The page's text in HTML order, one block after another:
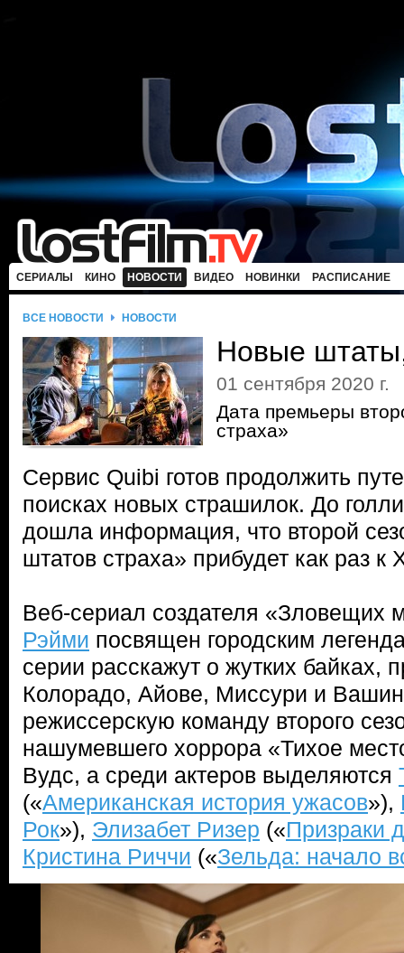
СЕРИАЛЫ КИНО НОВОСТИ ВИДЕО НОВИНКИ РАСПИСАНИЕ
ВСЕ НОВОСТИ НОВОСТИ
Новые
01 сентября 2020 г.
Дата премьеры
страха»
Сервис Quibi готов продолжить
поисках новых страшилок. До
дошла информация, что второй
штатов страха» прибудет как раз к
Веб-сериал создателя «Зловещих
Рэйми посвящен городским
серии расскажут о жутких байках,
Колорадо, Айове, Миссури и
режиссерскую команду второго
нашумевшего хоррора «Тихое
Вудс, а среди актеров выделяются
(«Американская история ужасов»),
Рок»), Элизабет Ризер («Призраки
Кристина Риччи («Зельда: начало